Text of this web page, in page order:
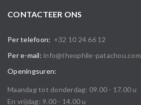
CONTACTEER ONS
Per telefoon: +32 10 24 66 12
Per e-mail: info@theophile-patachou.com
Openingsuren:
Maandag tot donderdag: 09.00 - 17.00 u
En vrijdag: 9.00 - 14.00 u